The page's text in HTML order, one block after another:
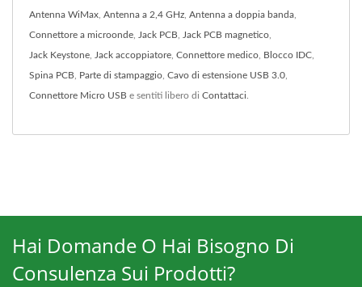
Antenna WiMax Antenna a 2,4 GHz Antenna a doppia banda
Connettore a microonde Jack PCB Jack PCB magnetico
Jack Keystone Jack accoppiatore Connettore medico Blocco IDC
Spina PCB Parte di stampaggio Cavo di estensione USB 3.0
Connettore Micro USB e sentiti libero di Contattaci
Hai Domande O Hai Bisogno Di
Consulenza Sui Prodotti?